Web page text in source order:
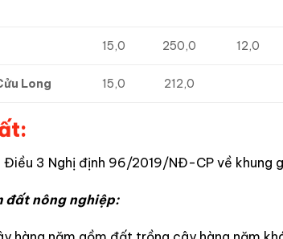
15,0 250,0 12,0
Long 15,0 212,0
3 Nghị định 96/2019/NĐ-CP về khung
đất nông nghiệp: